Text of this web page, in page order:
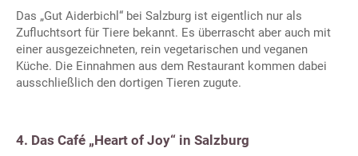
Das „Gut Aiderbichl“ bei Salzburg ist eigentlich nur als
Zufluchtsort für Tiere bekannt. Es überrascht aber auch mit
einer ausgezeichneten, rein vegetarischen und veganen
Küche. Die Einnahmen aus dem Restaurant kommen dabei
ausschließlich den dortigen Tieren zugute.
4. Das Café „Heart of Joy“ in Salzburg